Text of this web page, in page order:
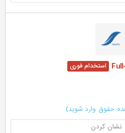
حقوق وارد شوید)
نشان کردن